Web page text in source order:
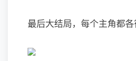
最后大结局，每个主角都各